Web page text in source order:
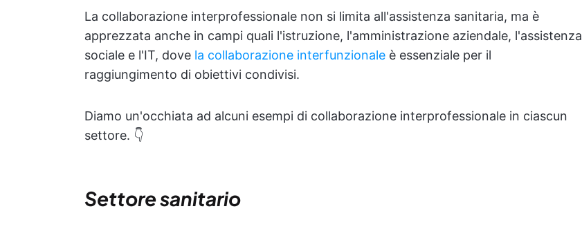
La collaborazione interprofessionale non si limita all'assistenza sanitaria, ma è
apprezzata anche in campi quali l'istruzione, l'amministrazione aziendale, l'assistenza
sociale e l'IT, dove la collaborazione interfunzionale è essenziale per il
raggiungimento di obiettivi condivisi.
Diamo un'occhiata ad alcuni esempi di collaborazione interprofessionale in ciascun
settore. 👇
Settore sanitario